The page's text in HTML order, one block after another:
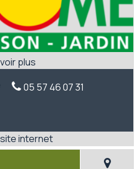
05 57 46 07 31